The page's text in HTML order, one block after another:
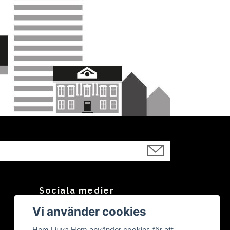
Sociala medier
Facebook
Vi använder cookies